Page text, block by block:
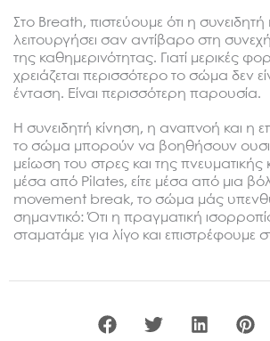
Στο Breath, πιστεύουμε ότι η
λειτουργήσει σαν αντίβαρο στη
της καθημερινότητας. Γιατί μερικές
χρειάζεται περισσότερο το σώμα δεν
ένταση. Είναι περισσότερη παρουσία.
Η συνειδητή κίνηση, η αναπνοή και η
το σώμα μπορούν να βοηθήσουν
μείωση του στρες και της πνευματικής
μέσα από Pilates, είτε μέσα από μια
movement break, το σώμα μάς
σημαντικό: Ότι η πραγματική
σταματάμε για λίγο και επιστρέφουμε